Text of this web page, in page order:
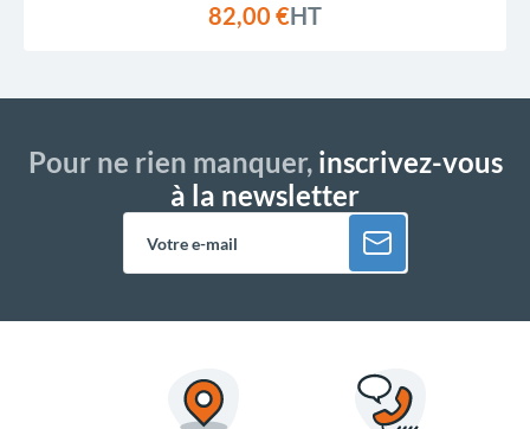
82,00 €HT
Pour ne rien manquer,inscrivez-vous
à la newsletter